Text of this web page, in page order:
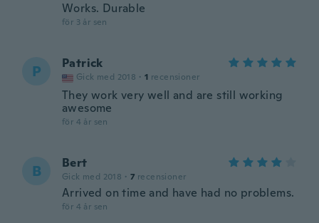
Works. Durable
för 3 år sen
P Patrick
Gick med 2018 · 1 recensioner
They work very well and are still working
awesome
för 4 år sen
B Bert
Gick med 2018 · 7 recensioner
Arrived on time and have had no problems.
för 4 år sen